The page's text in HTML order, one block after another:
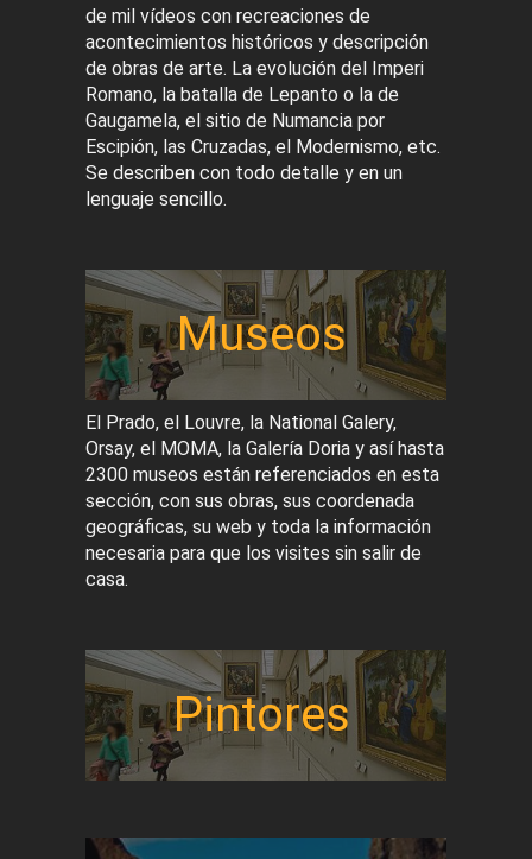
de mil vídeos con recreaciones de
acontecimientos históricos y descripción
de obras de arte. La evolución del Imperi
Romano, la batalla de Lepanto o la de
Gaugamela, el sitio de Numancia por
Escipión, las Cruzadas, el Modernismo, etc.
Se describen con todo detalle y en un
lenguaje sencillo.
Museos
El Prado, el Louvre, la National Galery,
Orsay, el MOMA, la Galería Doria y así hasta
2300 museos están referenciados en esta
sección, con sus obras, sus coordenada
geográficas, su web y toda la información
necesaria para que los visites sin salir de
casa.
Pintores